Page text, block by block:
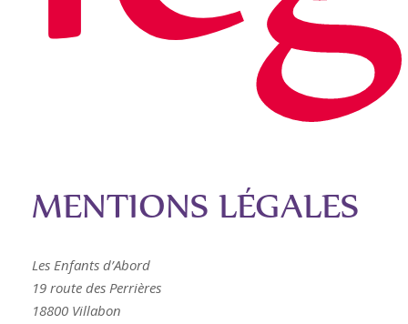
MENTIONS LÉGALES
Les Enfants d’Abord
19 route des Perrières
18800 Villabon